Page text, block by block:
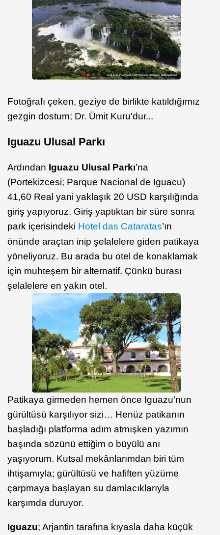
Fotoğrafı çeken, geziye de birlikte katıldığımız
gezgin dostum; Dr. Ümit Kuru'dur...
Iguazu Ulusal Parkı
Ardından Iguazu Ulusal Parkı’na
(Portekizcesi; Parque Nacional de Iguacu)
41,60 Real yani yaklaşık 20 USD karşılığında
giriş yapıyoruz. Giriş yaptıktan bir süre sonra
park içerisindeki Hotel das Cataratas’ın
önünde araçtan inip şelalelere giden patikaya
yöneliyoruz. Bu arada bu otel de konaklamak
için muhteşem bir alternatif. Çünkü burası
şelalelere en yakın otel.
Patikaya girmeden hemen önce Iguazu’nun
gürültüsü karşılıyor sizi… Henüz patikanın
başladığı platforma adım atmışken yazımın
başında sözünü ettiğim o büyülü anı
yaşıyorum. Kutsal mekânlarımdan biri tüm
ihtişamıyla; gürültüsü ve hafiften yüzüme
çarpmaya başlayan su damlacıklarıyla
karşımda duruyor.
Iguazu; Arjantin tarafına kıyasla daha küçük